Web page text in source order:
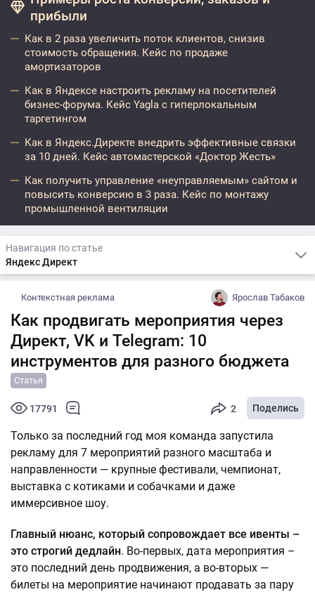
прибыли
Как в 2 раза увеличить поток клиентов, снизив
стоимость обращения. Кейс по продаже
амортизаторов
Как в Яндексе настроить рекламу на посетителей
бизнес-форума. Кейс Yagla с гиперлокальным
таргетингом
Как в Яндекс.Директе внедрить эффективные связки
за 10 дней. Кейс автомастерской «Доктор Жесть»
Как получить управление «неуправляемым» сайтом и
повысить конверсию в 3 раза. Кейс по монтажу
промышленной вентиляции
Навигация по статье
Яндекс Директ
Контекстная реклама Ярослав Табаков
Как продвигать мероприятия через
Директ, VK и Telegram: 10
инструментов для разного бюджета
Статья
17791 2 Поделись
Только за последний год моя команда запустила
рекламу для 7 мероприятий разного масштаба и
направленности — крупные фестивали, чемпионат,
выставка с котиками и собачками и даже
иммерсивное шоу.
Главный нюанс, который сопровождает все ивенты –
это строгий дедлайн. Во-первых, дата мероприятия –
это последний день продвижения, а во-вторых —
билеты на мероприятие начинают продавать за пару